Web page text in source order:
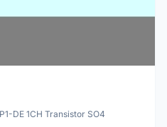
DE 1CH Transistor SO4